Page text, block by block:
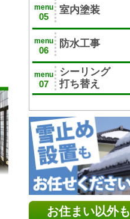
menu
05
室内塗装
menu
06
防水工事
menu
07
シーリング
打ち替え
お住まい以外も